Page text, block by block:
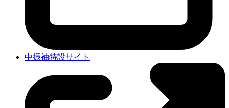
中振袖特設サイト